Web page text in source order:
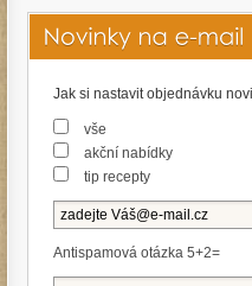
Jak si nastavit objednávku
vše
akční nabídky
tip recepty
Antispamová otázka 5+2=